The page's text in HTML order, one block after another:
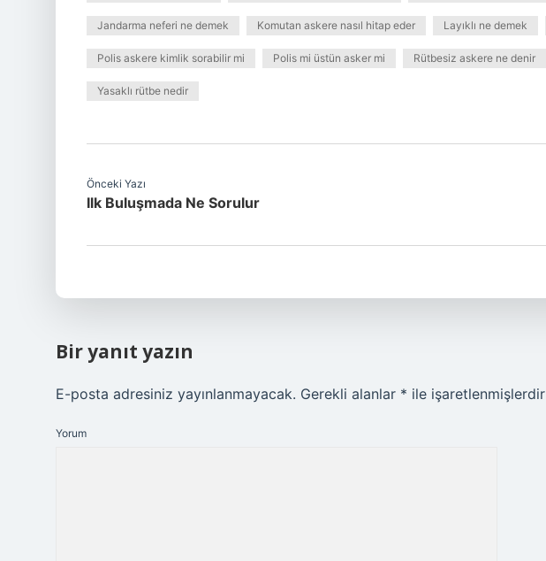
Jandarma neferi ne demek Komutan askere nasıl hitap eder Layıklı ne demek
Polis askere kimlik sorabilir mi Polis mi üstün asker mi Rütbesiz askere ne denir
Yasaklı rütbe nedir
Önceki Yazı
Ilk Buluşmada Ne Sorulur
Bir yanıt yazın
E-posta adresiniz yayınlanmayacak. Gerekli alanlar * ile işaretlenmişlerdir
Yorum